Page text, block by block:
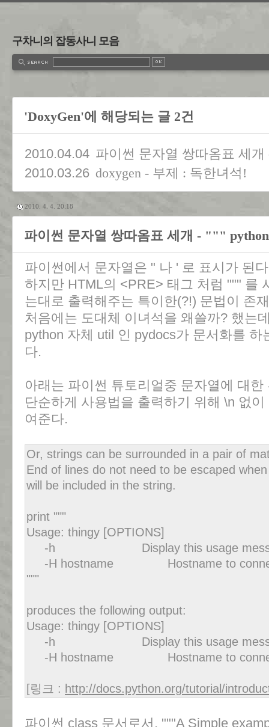
구차니의 잡동사니 모음
'DoxyGen'에 해당되는 글 2건
2010.04.04 파이썬 문자열 쌍따옴표 세개
2010.03.26 doxygen - 부제 : 독한녀석!
2010. 4. 4. 20:18
파이썬 문자열 쌍따옴표 세개 - """
파이썬에서 문자열은 " 나 ' 로 표시가 된
하지만 HTML의 <PRE> 태그 처럼 """ 를
는대로 출력해주는 특이한(?!) 문법이 존
처음에는 도대체 이녀석을 왜쓸까? 했는
python 자체 util 인 pydocs가 문서화를
다.
아래는 파이썬 튜토리얼중 문자열에 대한
단순하게 사용법을 출력하기 위해 \n 없
여준다.
Or, strings can be surrounded in a pair of
End of lines do not need to be escaped
will be included in the string.
print """
Usage: thingy [OPTIONS]
-h Display this usage
-H hostname Hostname to
"""
produces the following output:
Usage: thingy [OPTIONS]
-h Display this usage
-H hostname Hostname to
[링크 : http://docs.python.org/tutorial/
파이썬 class 문서로서, """A Simple